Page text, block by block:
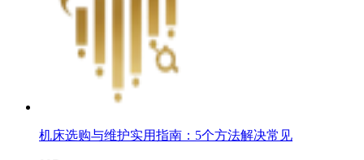
机床选购与维护实用指南：5个方法解决常见